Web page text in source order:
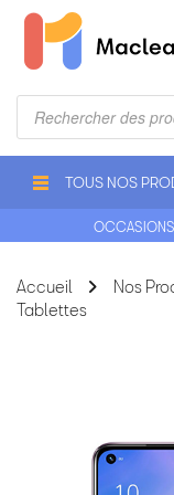
Recherche
TOUS NOS
OCCASIONS
Accueil Nos
Tablettes